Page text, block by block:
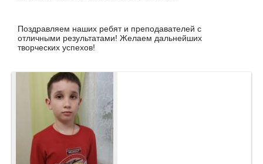
Поздравляем наших ребят и преподавателей с
отличными результатами! Желаем дальнейших
творческих успехов!